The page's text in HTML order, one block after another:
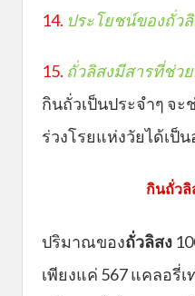
14. ประโยชน์ของถั่ว
15. ถั่วลิสงมีสารที่ช่ว
กินถั่วเป็นประจำๆ จ
ร่วงโรยแห่งวัยได้เป็
กินถั่วลิ
ปริมาณของถั่วลิสง
เพียงแค่ 567 แคลอรี่